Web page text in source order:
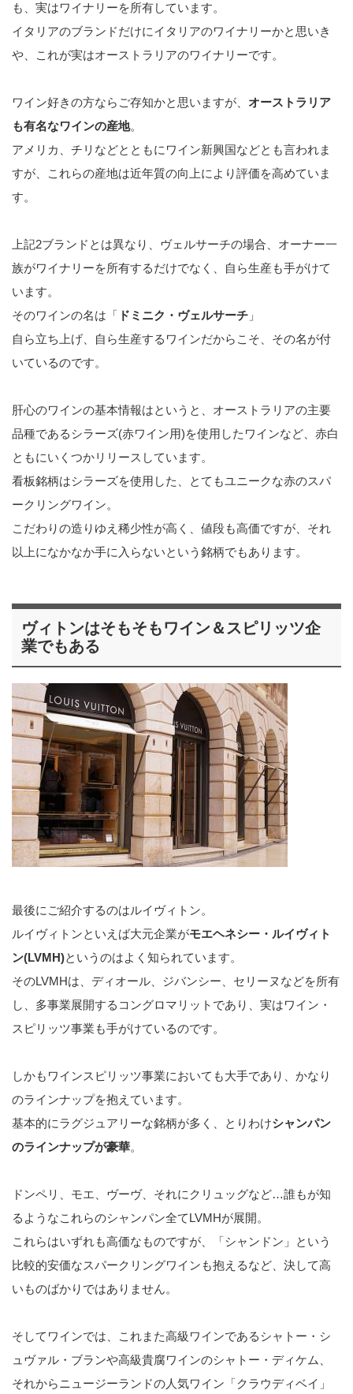
も、実はワイナリーを所有しています。
イタリアのブランドだけにイタリアのワイナリーかと思いき
や、これが実はオーストラリアのワイナリーです。
ワイン好きの方ならご存知かと思いますが、 オーストラリア
も有名なワインの産地。
アメリカ、チリなどとともにワイン新興国などとも言われま
すが、これらの産地は近年質の向上により評価を高めていま
す。
上記2ブランドとは異なり、ヴェルサーチの場合、オーナー一
族がワイナリーを所有するだけでなく、自ら生産も手がけて
います。
そのワインの名は「 ドミニク・ヴェルサーチ 」
自ら立ち上げ、自ら生産するワインだからこそ、その名が付
いているのです。
肝心のワインの基本情報はというと、オーストラリアの主要
品種であるシラーズ(赤ワイン用)を使用したワインなど、赤白
ともにいくつかリリースしています。
看板銘柄はシラーズを使用した、とてもユニークな赤のスパ
ークリングワイン。
こだわりの造りゆえ稀少性が高く、値段も高価ですが、それ
以上になかなか手に入らないという銘柄でもあります。
ヴィトンはそもそもワイン＆スピリッツ企
業でもある
最後にご紹介するのはルイヴィトン。
ルイヴィトンといえば大元企業がモエヘネシー・ルイヴィト
ン(LVMH)というのはよく知られています。
そのLVMHは、ディオール、ジバンシー、セリーヌなどを所有
し、多事業展開するコングロマリットであり、実はワイン・
スピリッツ事業も手がけているのです。
しかもワインスピリッツ事業においても大手であり、かなり
のラインナップを抱えています。
基本的にラグジュアリーな銘柄が多く、とりわけシャンパン
のラインナップが豪華。
ドンペリ、モエ、ヴーヴ、それにクリュッグなど…誰もが知
るようなこれらのシャンパン全てLVMHが展開。
これらはいずれも高価なものですが、「シャンドン」という
比較的安価なスパークリングワインも抱えるなど、決して高
いものばかりではありません。
そしてワインでは、これまた高級ワインであるシャトー・シ
ュヴァル・ブランや高級貴腐ワインのシャトー・ディケム、
それからニュージーランドの人気ワイン「クラウディベイ」